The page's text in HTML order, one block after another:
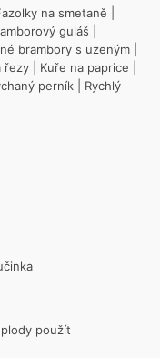
na smetaně
guláš
brambory s uzeným
řezy Kuře na paprice
perník
Rychlý
použít